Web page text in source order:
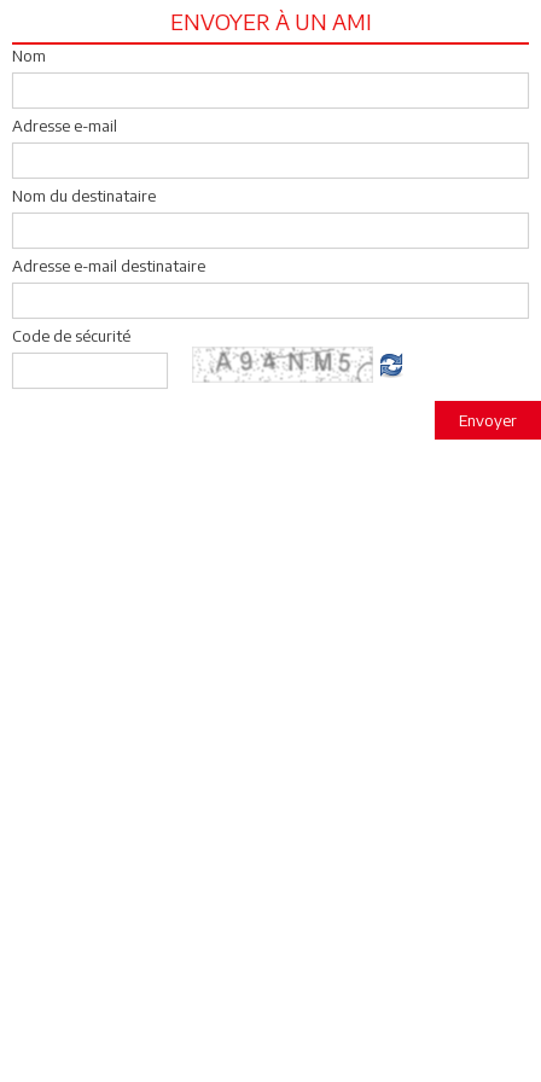
ENVOYER À UN AMI
Nom
Adresse e-mail
Nom du destinataire
Adresse e-mail destinataire
Code de sécurité
Envoyer